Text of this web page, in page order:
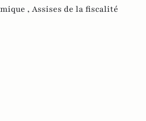
, Assises de la fiscalité